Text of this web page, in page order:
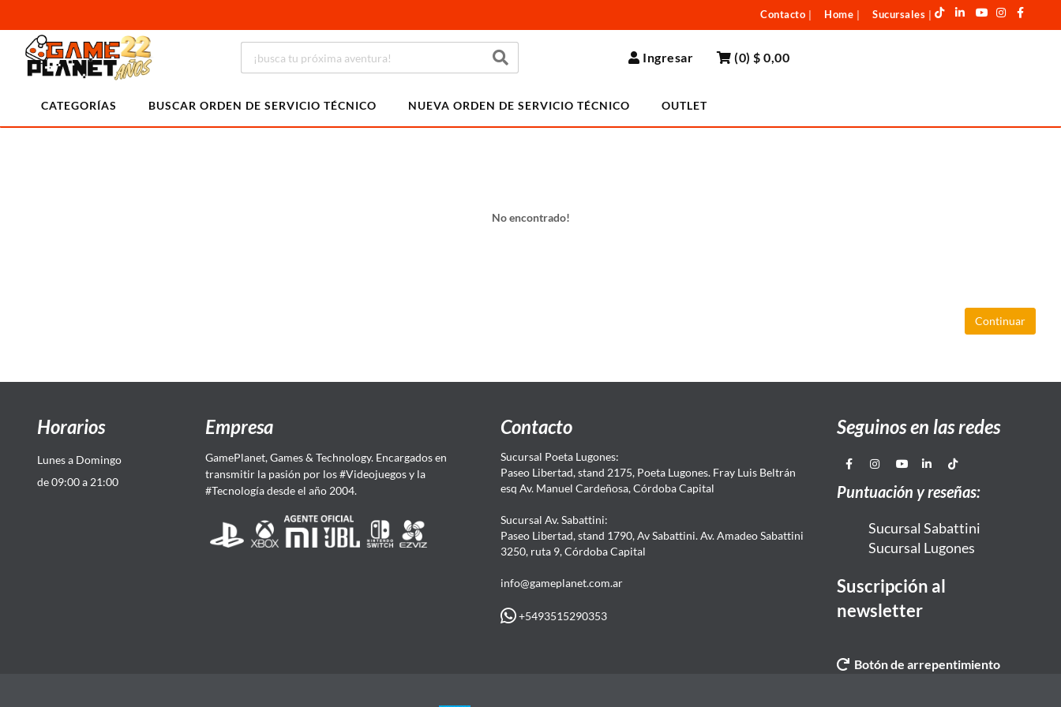
Contacto Home Sucursales
Ingresar (0)$ 0,00
CATEGORÍAS BUSCAR ORDEN DE SERVICIO TÉCNICO NUEVA ORDEN DE SERVICIO TÉCNICO OUTLET
No encontrado!
Continuar
Horarios
Lunes a Domingo
de 09:00 a 21:00
Empresa
GamePlanet, Games & Technology. Encargados en
transmitir la pasión por los #Videojuegos y la
#Tecnología desde el año 2004.
Contacto
Sucursal Poeta Lugones:
Paseo Libertad, stand 2175, Poeta Lugones. Fray Luis Beltrán
esq Av. Manuel Cardeñosa, Córdoba Capital
Sucursal Av. Sabattini:
Paseo Libertad, stand 1790, Av Sabattini. Av. Amadeo Sabattini
3250, ruta 9, Córdoba Capital
info@gameplanet.com.ar
+5493515290353
Seguinos en las redes
Puntuación y reseñas:
Sucursal Sabattini
Sucursal Lugones
Suscripción al
newsletter
Botón de arrepentimiento